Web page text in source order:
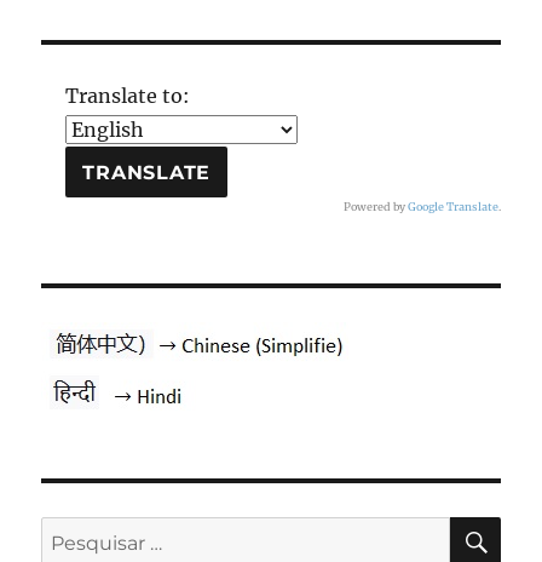
Translate to:
Powered byGoogle Translate.
Pesquisar